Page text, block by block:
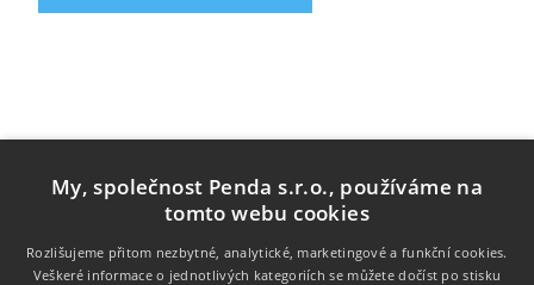
My, společnost Penda s.r.o., používáme na
tomto webu cookies
Rozlišujeme přitom nezbytné, analytické, marketingové a funkční cookies.
Veškeré informace o jednotlivých kategoriích se můžete dočíst po stisku